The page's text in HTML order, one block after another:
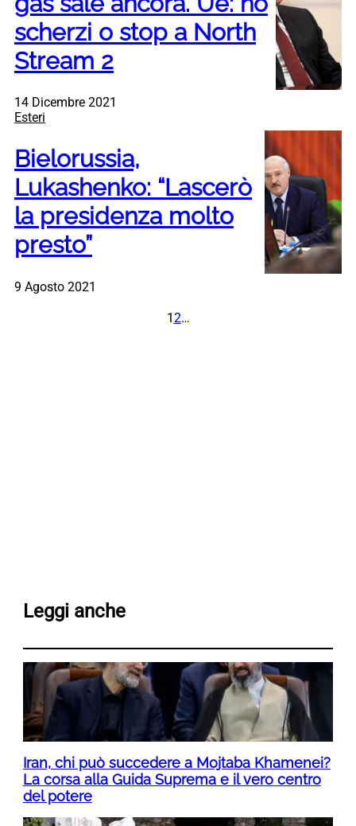
scherzi o stop a North
Stream 2
14 Dicembre 2021
Esteri
Bielorussia,
Lukashenko: “Lascerò
la presidenza molto
presto”
9 Agosto 2021
1 2…
Leggi anche
Iran, chi può succedere a Mojtaba Khamenei?
La corsa alla Guida Suprema e il vero centro
del potere